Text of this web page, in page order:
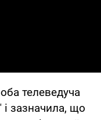
Video
телеведуча
і зазначила, що